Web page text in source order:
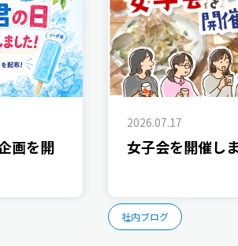
画を開
2026.07.17
女子会を開催し
社内ブログ